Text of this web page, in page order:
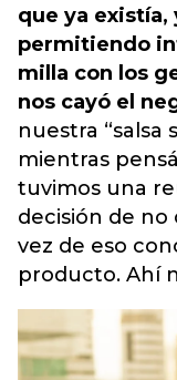
que ya existía,
permitiendo
milla con los
nos cayó el
nuestra “salsa
mientras
tuvimos una
decisión de
vez de eso
producto. Ahí